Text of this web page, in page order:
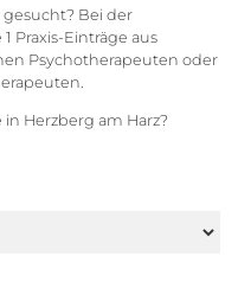
gesucht? Bei der
Praxis-Einträge aus
Psychotherapeuten oder
Herzberg am Harz?